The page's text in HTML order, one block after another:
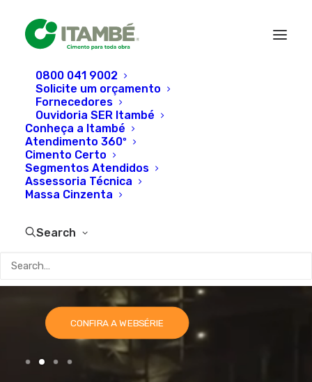
0800 041 9002
Solicite um orçamento
Fornecedores
Ouvidoria SER Itambé
Conheça a Itambé
Atendimento 360º
Cimento Certo
Segmentos Atendidos
Assessoria Técnica
Massa Cinzenta
Search
O mundo do
cimento como você
nunca viu
Cimento: Uma Grande Obra.
portas e convida você a viver uma experiência sem igual.
CONFIRA A WEBSÉRIE